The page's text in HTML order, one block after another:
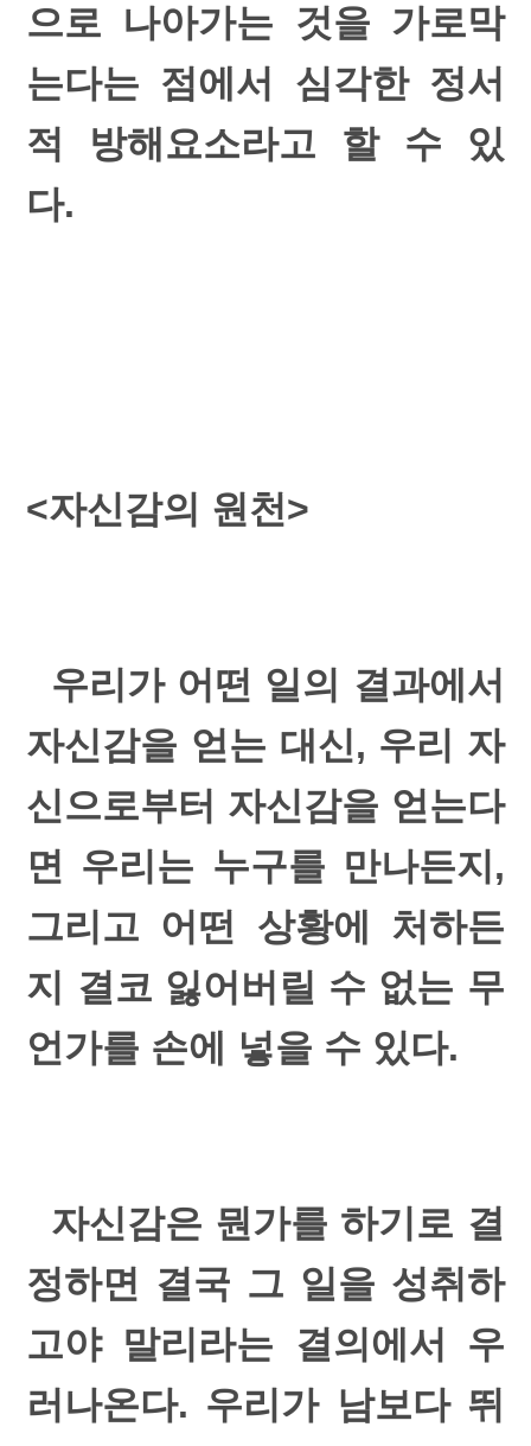
으로 나아가는 것을 가로막
는다는 점에서 심각한 정서
적 방해요소라고 할 수 있
다.
<자신감의 원천>
우리가 어떤 일의 결과에서
자신감을 얻는 대신, 우리 자
신으로부터 자신감을 얻는다
면 우리는 누구를 만나든지,
그리고 어떤 상황에 처하든
지 결코 잃어버릴 수 없는 무
언가를 손에 넣을 수 있다.
자신감은 뭔가를 하기로 결
정하면 결국 그 일을 성취하
고야 말리라는 결의에서 우
러나온다. 우리가 남보다 뛰